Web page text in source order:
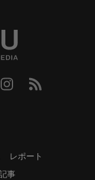
レポート
事